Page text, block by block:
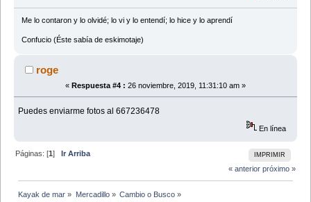
Me lo contaron y lo olvidé; lo vi y lo entendí; lo hice y lo aprendí
Confucio (Éste sabía de eskimotaje)
roge
« Respuesta #4 : 26 noviembre, 2019, 11:31:10 am »
Puedes enviarme fotos al 667236478
En línea
IMPRIMIR
Páginas: [1]
Ir Arriba
« anterior próximo »
Kayak de mar » Mercadillo» Cambio o Busco»